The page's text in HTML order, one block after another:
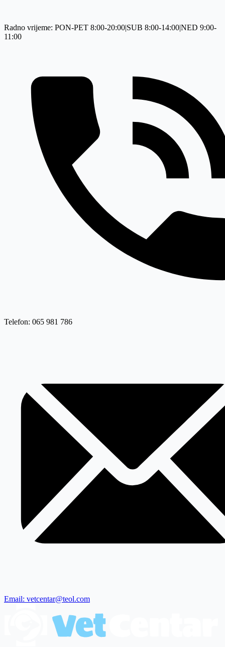
Radno vrijeme: PON-PET 8:00-20:00|SUB 8:00-14:00|NED 9:00-
11:00
Telefon: 065 981 786
Email: vetcentar@teol.com